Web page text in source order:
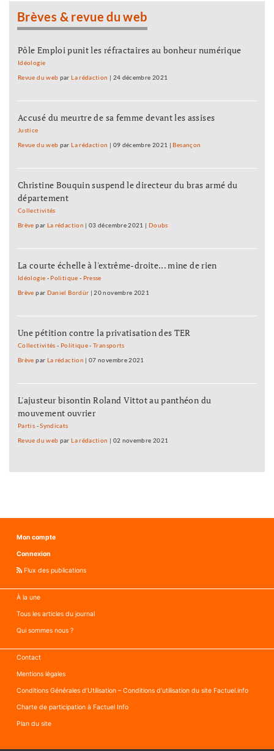
Brèves & revue du web
Pôle Emploi punit les réfractaires au bonheur numérique
Idéologie
Revue du web par La rédaction 24 décembre 2021
Accusé du meurtre de sa femme devant les assises
Justice
Revue du web par La rédaction 09 décembre 2021 Besançon
Christine Bouquin suspend le directeur du bras armé du
département
Collectivités
Brève par La rédaction |03 décembre 2021 Doubs
La courte échelle à l'extrême-droite... mine de rien
Idéologie - Politique - Presse
Brève par Daniel Bordür |20 novembre 2021
Une pétition contre la privatisation des TER
Collectivités - Politique-Transports
Brève par La rédaction |07 novembre 2021
L'ajusteur bisontin Roland Vittot au panthéon du
mouvement ouvrier
Partis -Syndicats
Revue du web par La rédaction 02 novembre 2021
Mon compte
Connexion
Flux des publications
À la une
Tous les articles du journal
Qui sommes nous ?
Contact
Mentions légales
Conditions Générales d’Utilisation – Conditions d’utilisation du site Factuel.info
Charte de participation à Factuel Info
Plan du site